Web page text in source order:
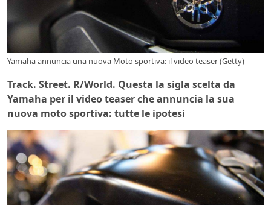
Yamaha annuncia una nuova Moto sportiva: il video teaser (Getty)
Track. Street. R/World. Questa la sigla scelta da
Yamaha per il video teaser che annuncia la sua
nuova moto sportiva: tutte le ipotesi